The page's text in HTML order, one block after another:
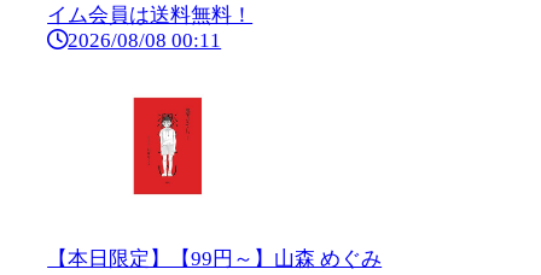
イム会員は送料無料！
2026/08/08 00:11
【本日限定】【99円～】山森 めぐみ